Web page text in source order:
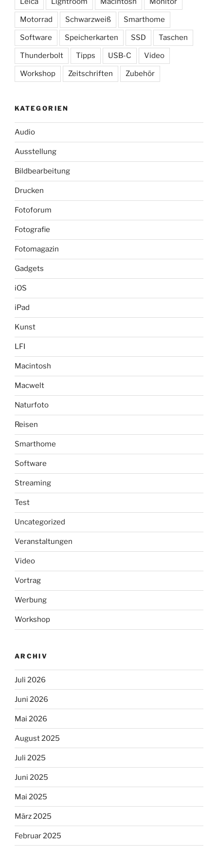
Motorrad Schwarzweiß Smarthome
Software Speicherkarten SSD Taschen
Thunderbolt Tipps USB-C Video
Workshop Zeitschriften Zubehör
KATEGORIEN
Audio
Ausstellung
Bildbearbeitung
Drucken
Fotoforum
Fotografie
Fotomagazin
Gadgets
iOS
iPad
Kunst
LFI
Macintosh
Macwelt
Naturfoto
Reisen
Smarthome
Software
Streaming
Test
Uncategorized
Veranstaltungen
Video
Vortrag
Werbung
Workshop
ARCHIV
Juli 2026
Juni 2026
Mai 2026
August 2025
Juli 2025
Juni 2025
Mai 2025
März 2025
Februar 2025